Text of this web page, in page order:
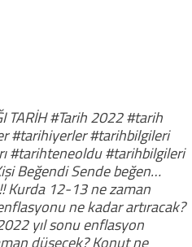
TARİH #Tarih 2022 #tarih
#tarihiyerler #tarihbilgileri
#tarihteneoldu #tarihbilgileri
Beğendi Sende beğen…
Kurda 12-13 ne zaman
ne kadar artıracak?
yıl sonu enflasyon
düşecek? Konut ne